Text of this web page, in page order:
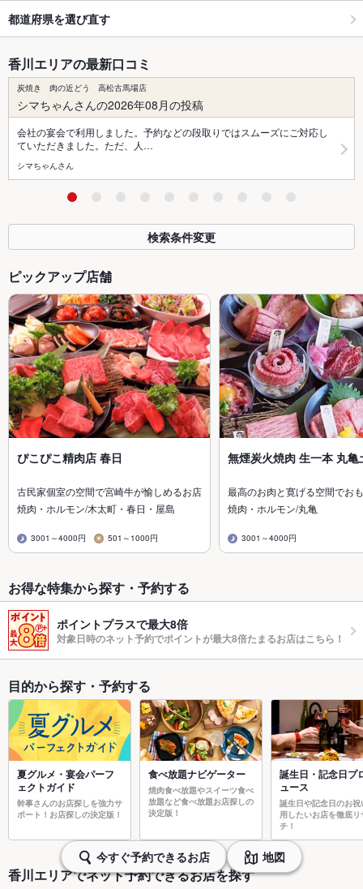
都道府県を選び直す
香川エリアの最新口コミ
炭焼き 肉の近どう 高松古馬場店
シマちゃんさんの2026年08月の投稿
会社の宴会で利用しました。予約などの段取りではスムーズにご対応し
ていただきました。ただ、人…
シマちゃんさん
検索条件変更
ピックアップ店舗
ぴこぴこ精肉店 春日
古民家個室の空間で宮崎牛が愉しめるお店
焼肉・ホルモン/木太町・春日・屋島
3001～4000円 501～1000円
無煙炭火焼肉 生一本 丸亀
最高のお肉と寛げる空間でお
焼肉・ホルモン/丸亀
3001～4000円
お得な特集から探す・予約する
ポイントプラスで最大8倍
対象日時のネット予約でポイントが最大8倍たまるお店はこちら！
目的から探す・予約する
夏グルメ・宴会パーフ
ェクトガイド
幹事さんのお店探しを強力サ
ポート！お店探しの決定版！
食べ放題ナビゲーター
焼肉食べ放題やスイーツ食べ
放題など食べ放題お店探しの
決定版！
誕生日・記念日プ
ュース
誕生日や記念日のお祝
用したいお店を徹底リ
チ！
香川エリアでネット予約できるお店を探す
今すぐ予約できるお店 地図